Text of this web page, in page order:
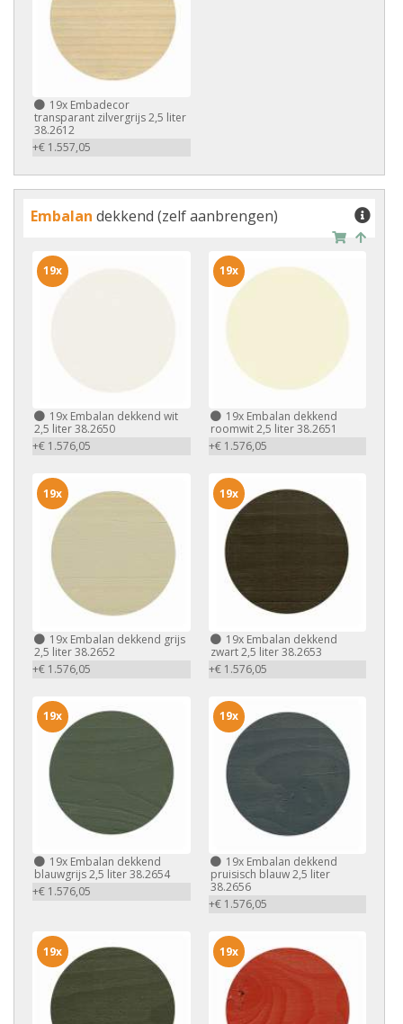
19x Embadecor
transparant zilvergrijs 2,5 liter
38.2612
+€ 1.557,05
Embalan dekkend (zelf aanbrengen)
19x Embalan dekkend wit
2,5 liter 38.2650
+€ 1.576,05
19x
19xEmbalan dekkend
roomwit 2,5 liter 38.2651
+€ 1.576,05
19x
19x Embalan dekkend grijs
2,5 liter 38.2652
+€ 1.576,05
19x
19xEmbalan dekkend
zwart 2,5 liter 38.2653
+€ 1.576,05
19x
19x Embalan dekkend
blauwgrijs 2,5 liter 38.2654
+€ 1.576,05
19x
19xEmbalan dekkend
pruisisch blauw 2,5 liter
38.2656
+€ 1.576,05
19x
19x 19x